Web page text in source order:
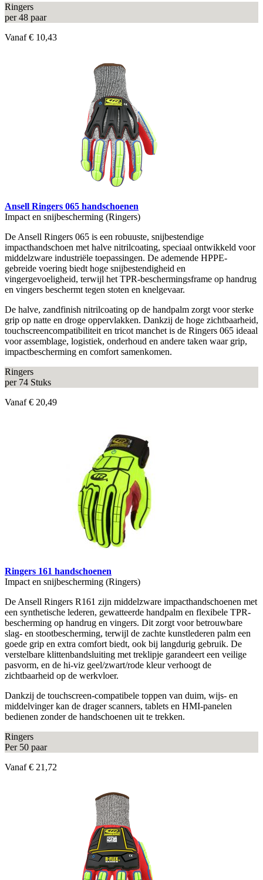
Ringers
per 48 paar
Vanaf € 10,43
Ansell Ringers 065 handschoenen
Impact en snijbescherming (Ringers)
De Ansell Ringers 065 is een robuuste, snijbestendige
impacthandschoen met halve nitrilcoating, speciaal ontwikkeld voor
middelzware industriële toepassingen. De ademende HPPE-
gebreide voering biedt hoge snijbestendigheid en
vingergevoeligheid, terwijl het TPR-beschermingsframe op handrug
en vingers beschermt tegen stoten en knelgevaar.
De halve, zandfinish nitrilcoating op de handpalm zorgt voor sterke
grip op natte en droge oppervlakken. Dankzij de hoge zichtbaarheid,
touchscreencompatibiliteit en tricot manchet is de Ringers 065 ideaal
voor assemblage, logistiek, onderhoud en andere taken waar grip,
impactbescherming en comfort samenkomen.
Ringers
per 74 Stuks
Vanaf € 20,49
Ringers 161 handschoenen
Impact en snijbescherming (Ringers)
De Ansell Ringers R161 zijn middelzware impacthandschoenen met
een synthetische lederen, gewatteerde handpalm en flexibele TPR-
bescherming op handrug en vingers. Dit zorgt voor betrouwbare
slag- en stootbescherming, terwijl de zachte kunstlederen palm een
goede grip en extra comfort biedt, ook bij langdurig gebruik. De
verstelbare klittenbandsluiting met treklipje garandeert een veilige
pasvorm, en de hi-viz geel/zwart/rode kleur verhoogt de
zichtbaarheid op de werkvloer.
Dankzij de touchscreen-compatibele toppen van duim, wijs- en
middelvinger kan de drager scanners, tablets en HMI-panelen
bedienen zonder de handschoenen uit te trekken.
Ringers
Per 50 paar
Vanaf € 21,72